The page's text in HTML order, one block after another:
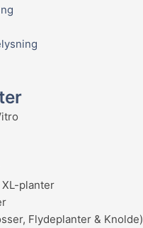
planter
Flydeplanter & Knolde)